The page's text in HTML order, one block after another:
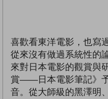
喜歡看東洋電影，也寫
從來沒有做過系統性的
來對日本電影的觀賞與
賞——日本電影筆記》
音。從大師級的黑澤明